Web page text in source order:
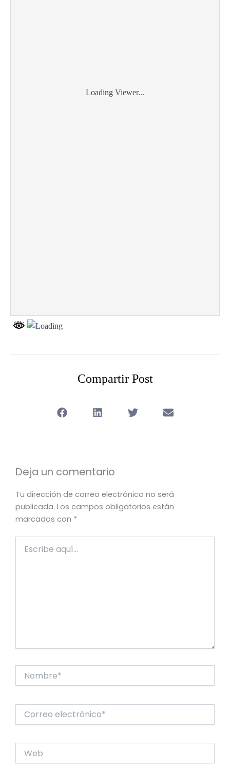
Loading Viewer...
Compartir Post
Deja un comentario
Tu dirección de correo electrónico no será
publicada. Los campos obligatorios están
marcados con *
aquí...
Nombre*
electrónico*